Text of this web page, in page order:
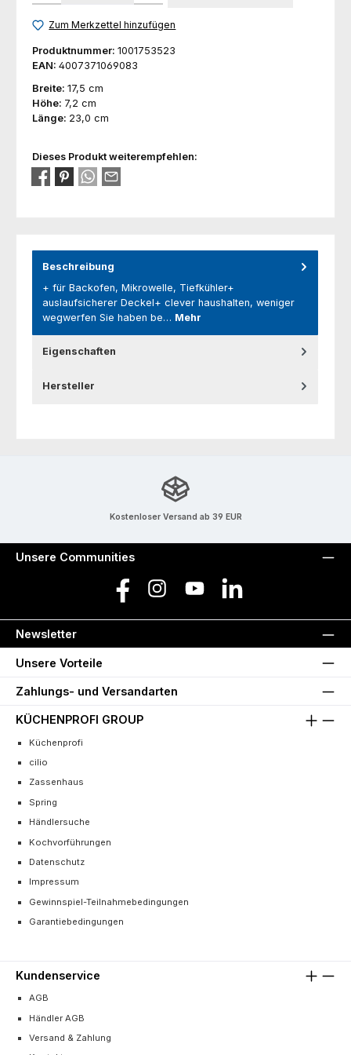
Zum Merkzettel hinzufügen
Produktnummer: 1001753523
EAN: 4007371069083
Breite: 17,5 cm
Höhe: 7,2 cm
Länge: 23,0 cm
Dieses Produkt weiterempfehlen:
Beschreibung
+ für Backofen, Mikrowelle, Tiefkühler+
auslaufsicherer Deckel+ clever haushalten, weniger
wegwerfen Sie haben be… Mehr
Eigenschaften
Hersteller
Kostenloser Versand ab 39 EUR
Unsere Communities
Facebook Instagram YouTube LinkedIn
Newsletter
Unsere Vorteile
Zahlungs- und Versandarten
KÜCHENPROFI GROUP
Küchenprofi
cilio
Zassenhaus
Spring
Händlersuche
Kochvorführungen
Datenschutz
Impressum
Gewinnspiel-Teilnahmebedingungen
Garantiebedingungen
Kundenservice
AGB
Händler AGB
Versand & Zahlung